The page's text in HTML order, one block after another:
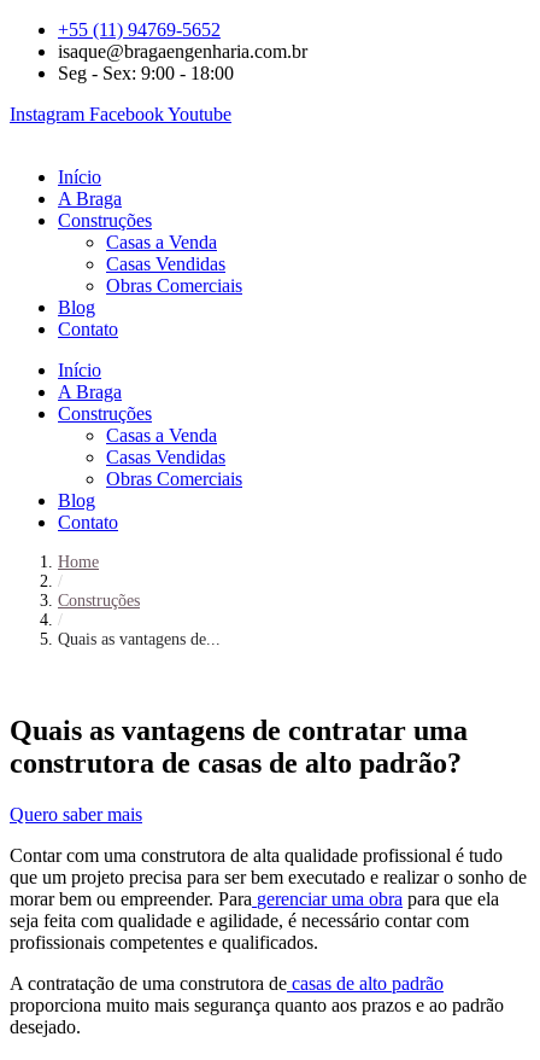
+55 (11) 94769-5652
isaque@bragaengenharia.com.br
Seg - Sex: 9:00 - 18:00
Instagram FacebookYoutube
Início
A Braga
Construções
Casas a Venda
Casas Vendidas
Obras Comerciais
Blog
Contato
Início
A Braga
Construções
Casas a Venda
Casas Vendidas
Obras Comerciais
Blog
Contato
Home
/
Construções
/
Quais as vantagens de...
Quais as vantagens de contratar uma
construtora de casas de alto padrão?
Quero saber mais
Contar com uma construtora de alta qualidade profissional é tudo
que um projeto precisa para ser bem executado e realizar o sonho de
morar bem ou empreender. Para gerenciar uma obra para que ela
seja feita com qualidade e agilidade, é necessário contar com
profissionais competentes e qualificados.
A contratação de uma construtora de casas de alto padrão
proporciona muito mais segurança quanto aos prazos e ao padrão
desejado.